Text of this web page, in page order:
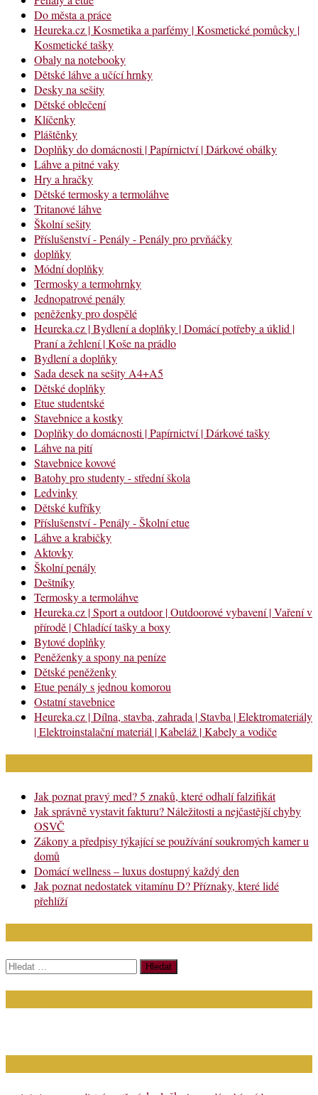
Do města a práce
Heureka.cz | Kosmetika a parfémy | Kosmetické pomůcky |
Kosmetické tašky
Obaly na notebooky
Dětské láhve a učící hrnky
Desky na sešity
Dětské oblečení
Klíčenky
Pláštěnky
Doplňky do domácnosti | Papírnictví | Dárkové obálky
Láhve a pitné vaky
Hry a hračky
Dětské termosky a termoláhve
Tritanové láhve
Školní sešity
Příslušenství - Penály - Penály pro prvňáčky
doplňky
Módní doplňky
Termosky a termohrnky
Jednopatrové penály
peněženky pro dospělé
Heureka.cz | Bydlení a doplňky | Domácí potřeby a úklid |
Praní a žehlení | Koše na prádlo
Bydlení a doplňky
Sada desek na sešity A4+A5
Dětské doplňky
Etue studentské
Stavebnice a kostky
Doplňky do domácnosti | Papírnictví | Dárkové tašky
Láhve na pití
Stavebnice kovové
Batohy pro studenty - střední škola
Ledvinky
Dětské kufříky
Příslušenství - Penály - Školní etue
Láhve a krabičky
Aktovky
Školní penály
Deštníky
Termosky a termoláhve
Heureka.cz | Sport a outdoor | Outdoorové vybavení | Vaření v
přírodě | Chladící tašky a boxy
Bytové doplňky
Peněženky a spony na peníze
Dětské peněženky
Etue penály s jednou komorou
Ostatní stavebnice
Heureka.cz | Dílna, stavba, zahrada | Stavba | Elektromateriály
| Elektroinstalační materiál | Kabeláž | Kabely a vodiče
Jak poznat pravý med? 5 znaků, které odhalí falzifikát
Jak správně vystavit fakturu? Náležitosti a nejčastější chyby
OSVČ
Zákony a předpisy týkající se používání soukromých kamer u
domů
Domácí wellness – luxus dostupný každý den
Jak poznat nedostatek vitamínu D? Příznaky, které lidé
přehlíží
Vyhledávání